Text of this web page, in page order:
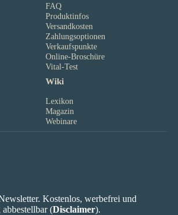
FAQ
Produktinfos
Versandkosten
Zahlungsoptionen
Verkaufspunkte
Online-Broschüre
Vital-Test
Wiki
Lexikon
Magazin
Webinare
Kostenlos, werbefrei und
(Disclaimer).